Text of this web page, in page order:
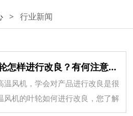
> 行业新闻
高温风机的叶轮怎样进行改良？有何注意事项？
温风机，学会对产品进行改良是很
风机的叶轮如何进行改良，您了解